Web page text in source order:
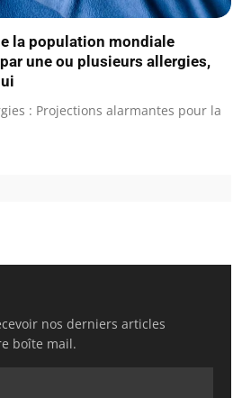
la population mondiale
une ou plusieurs allergies,
: Projections alarmantes pour la
nos derniers articles
boîte mail.